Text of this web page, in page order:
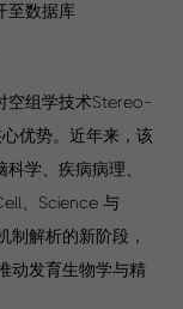
至数据库
空组学技术Stereo-
优势。近年来，该
学、疾病病理、
、Science 与
制解析的新阶段，
动发育生物学与精